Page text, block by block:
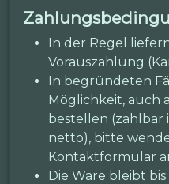
In der Regel
Vorauszahlung
In begründeten
Möglichkeit, auch
bestellen (zahlbar
netto), bitte
Kontaktformular
Die Ware bleibt